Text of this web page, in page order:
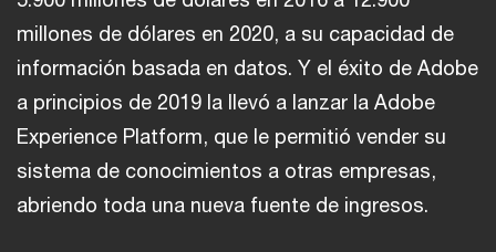
millones de dólares en 2020, a su capacidad de
información basada en datos. Y el éxito de Adobe
a principios de 2019 la llevó a lanzar la Adobe
Experience Platform, que le permitió vender su
sistema de conocimientos a otras empresas,
abriendo toda una nueva fuente de ingresos.